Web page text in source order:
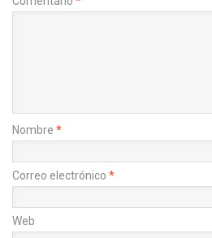
Nombre *
Correo electrónico *
Web